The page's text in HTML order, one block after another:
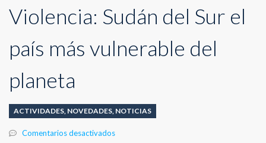
Violencia: Sudán del Sur el
país más vulnerable del
planeta
ACTIVIDADES, NOVEDADES, NOTICIAS
Comentarios desactivadosen